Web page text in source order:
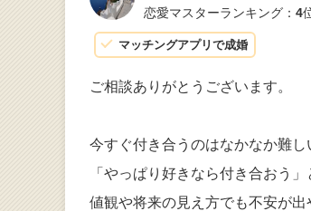
恋愛マスターランキング： 4
マッチングアプリで成婚
ご相談ありがとうございます。
今すぐ付き合うのはなかなか難
「やっぱり好きなら付き合おう
値観や将来の見え方でも不安が